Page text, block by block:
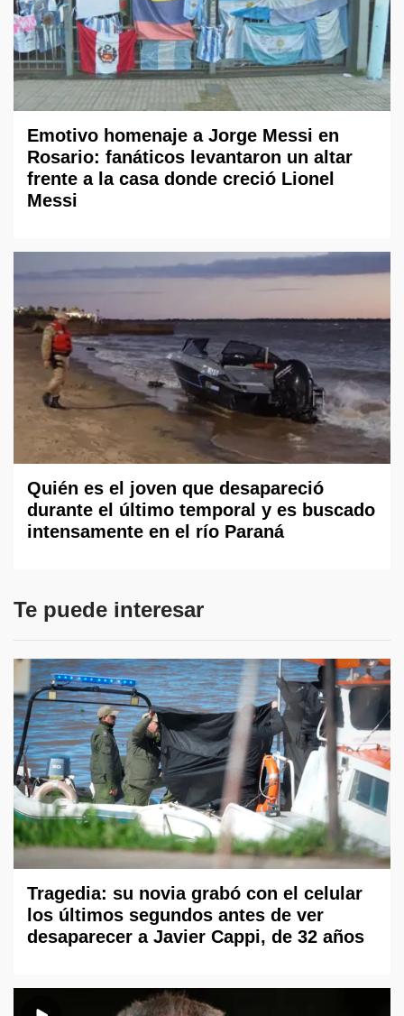
Emotivo homenaje a Jorge Messi en
Rosario: fanáticos levantaron un altar
frente a la casa donde creció Lionel
Messi
Quién es el joven que desapareció
durante el último temporal y es buscado
intensamente en el río Paraná
Te puede interesar
Tragedia: su novia grabó con el celular
los últimos segundos antes de ver
desaparecer a Javier Cappi, de 32 años